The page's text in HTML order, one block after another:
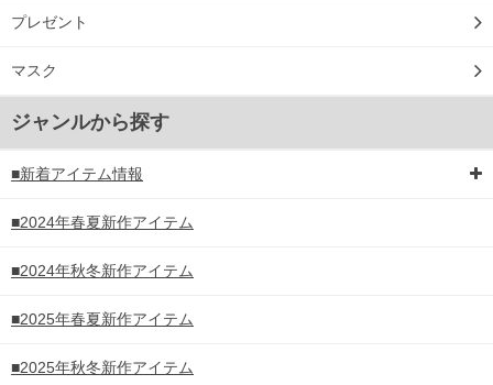
プレゼント
マスク
ジャンルから探す
■新着アイテム情報
■2024年春夏新作アイテム
■2024年秋冬新作アイテム
■2025年春夏新作アイテム
■2025年秋冬新作アイテム